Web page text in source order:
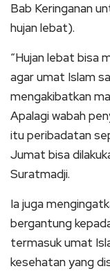
Bab Keringanan
hujan lebat).
“Hujan lebat bisa
agar umat Islam
mengakibatkan
Apalagi wabah
itu peribadatan
Jumat bisa
Suratmadji.
Ia juga
bergantung
termasuk umat
kesehatan yang